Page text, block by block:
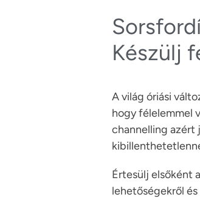
Készülj
A világ óriási
hogy félelemmel
channelling azért
Értesülj elsőként
lehetőségekről